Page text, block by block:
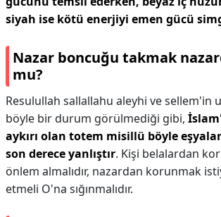
siyah ise kötü enerjiyi emen gücü
Nazar boncuğu takmak
mu?
Resulullah sallallahu aleyhi ve sellem'in
böyle bir durum görülmediği gibi,
aykırı olan totem misillü böyle
son derece yanlıştır. Kişi belalardan
önlem almalıdır, nazardan korunmak
etmeli O'na sığınmalıdır.